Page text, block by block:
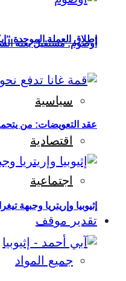
إطلاق العملة الموحدة “إيكو” في 2027.. “إيكواس”
سياسية
اقتصادية
اجتماعية
تقدير موقف
جميع المواد
أوصوم: مستقبل بعثة
عقد التعويضات: من
إثيوبيا وإريتريا